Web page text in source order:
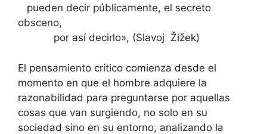
pueden decir públicamente, el secreto
obsceno,
por así decirlo», (Slavoj Žižek)
El pensamiento crítico comienza desde el
momento en que el hombre adquiere la
razonabilidad para preguntarse por aquellas
cosas que van surgiendo, no solo en su
sociedad sino en su entorno, analizando la